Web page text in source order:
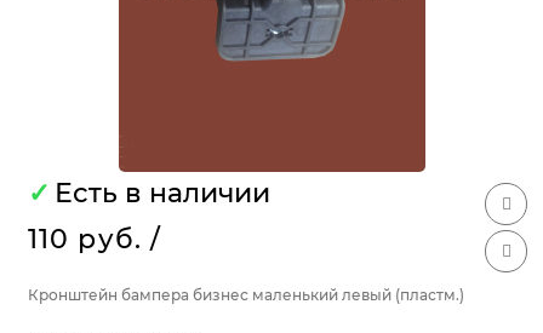
✓ Есть в наличии
110 руб. /
Кронштейн бампера бизнес маленький левый (пластм.)